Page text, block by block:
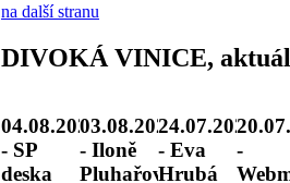
na další stranu
DIVOKÁ VINICE,
04.08.2026
- SP
deska
03.08.2026
- Iloně
Pluhařové
24.07.2026
- Eva
Hrubá
-